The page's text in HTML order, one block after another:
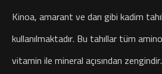
Kinoa, amarant ve darı gibi kadim
kullanılmaktadır. Bu tahıllar tüm
vitamin ile mineral açısından zengindir.